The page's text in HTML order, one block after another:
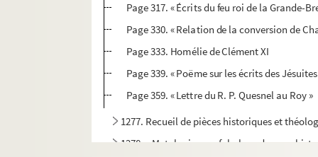
Page 317. « Écrits du feu roi de la Grande-
Page 330. « Relation de la conversion de
Page 333. Homélie de Clément XI
Page 339. « Poëme sur les écrits des
Page 359. « Lettre du R. P. Quesnel au Roy »
1277. Recueil de pièces historiques et
1278. « Mytologia, seu fabulosa deorum